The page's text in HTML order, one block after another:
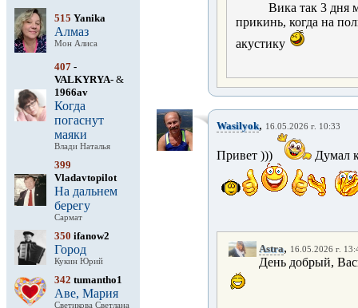
515 Yanika
Алмаз
Мон Алиса
407 -
VALKYRYA- &
1966av
Когда
погаснут
маяки
Влади Наталья
399
Vladavtopilot
На дальнем
берегу
Сармат
350 ifanow2
Город
Кукин Юрий
342 tumantho1
Аве, Мария
Светикова Светлана
Вика так 3 дня
прикинь, когда на
акустику
Wasilyok, 16.05.2026 г. 10:33
Привет ))) Думал
Astra, 16.05.2026 г.
День добрый,